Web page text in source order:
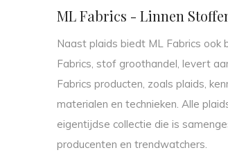
ML Fabrics - Linnen
Naast plaids biedt ML Fabrics ook
Fabrics, stof groothandel, levert
Fabrics producten, zoals plaids,
materialen en technieken. Alle
eigentijdse collectie die is
producenten en trendwatchers.